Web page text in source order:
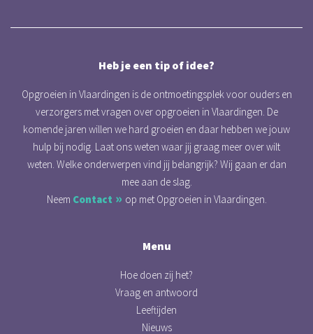
Heb je een tip of idee?
Opgroeien in Vlaardingen is de ontmoetingsplek voor ouders en
verzorgers met vragen over opgroeien in Vlaardingen. De
komende jaren willen we hard groeien en daar hebben we jouw
hulp bij nodig. Laat ons weten waar jij graag meer over wilt
weten. Welke onderwerpen vind jij belangrijk? Wij gaan er dan
mee aan de slag.
Neem Contact op met Opgroeien in Vlaardingen.
Menu
Hoe doen zij het?
Vraag en antwoord
Leeftijden
Nieuws